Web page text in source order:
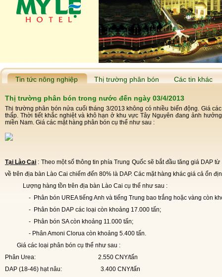
Tin tức nông nghiệp Thị trường phân bón Các tin khác
Thị trường phân bón trong nước đến ngày 03/4/2013
Thị trường phân bón nửa cuối tháng 3/2013 không có nhiều biến động. Giá
thấp. Thời tiết khắc nghiệt và khô hạn ở khu vực Tây Nguyên đang ảnh
miền Nam. Giá các mặt hàng phân bón cụ thể như sau :
Tại Lào Cai : Theo một số thông tin phía Trung Quốc sẽ bắt đầu tăng giá DAP
về trên địa bàn Lào Cai chiếm đến 80% là DAP. Các mặt hàng khác giá cả ổn
Lượng hàng tồn trên địa bàn Lào Cai cụ thể như sau :
- Phân bón UREA tiếng Anh và tiếng Trung bao trắng hoặc vàng còn
- Phân bón DAP các loại còn khoảng 17.000 tấn;
- Phân bón SA còn khoảng 11.000 tấn;
- Phân Amoni Clorua còn khoảng 5.400 tấn.
Giá các loại phân bón cụ thể như sau :
Phân Urea:
2.550 CNY/tấn
DAP (18-46) hạt nâu:
3.400 CNY/tấn